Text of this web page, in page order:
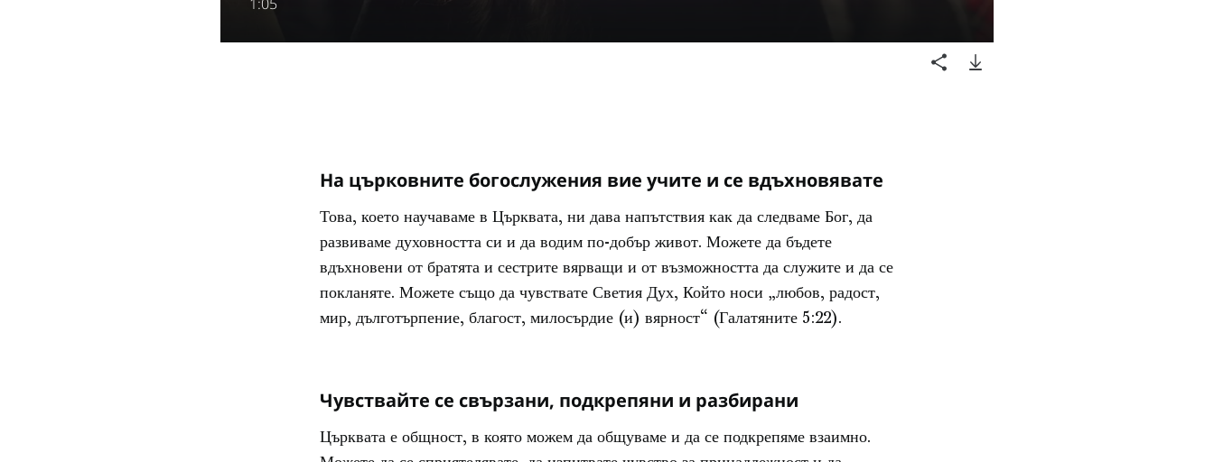
На църковните богослужения вие учите и се вдъхновявате
Това, което научаваме в Църквата, ни дава напътствия как да следваме Бог, да
развиваме духовността си и да водим по-добър живот. Можете да бъдете
вдъхновени от братята и сестрите вярващи и от възможността да служите и да се
покланяте. Можете също да чувствате Светия Дух, Който носи „любов, радост,
мир, дълготърпение, благост, милосърдие (и) вярност“ (Галатяните 5:22).
Чувствайте се свързани, подкрепяни и разбирани
Църквата е общност, в която можем да общуваме и да се подкрепяме взаимно.